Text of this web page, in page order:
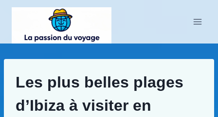
Aller
contenu
Les plus belles plages
d’Ibiza à visiter en